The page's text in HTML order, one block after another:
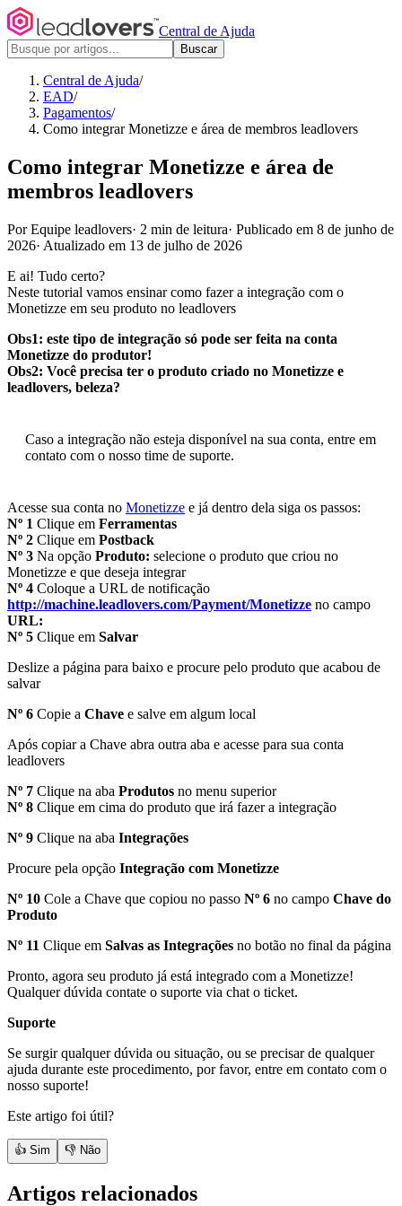
Central de Ajuda
Buscar
Central de Ajuda/
EAD/
Pagamentos/
Como integrar Monetizze e área de membros leadlovers
Como integrar Monetizze e área de
membros leadlovers
Por Equipe leadlovers· 2 min de leitura· Publicado em 8 de junho de
2026· Atualizado em 13 de julho de 2026
E ai! Tudo certo?
Neste tutorial vamos ensinar como fazer a integração com o
Monetizze em seu produto no leadlovers
Obs1: este tipo de integração só pode ser feita na conta
Monetizze do produtor!
Obs2: Você precisa ter o produto criado no Monetizze e
leadlovers, beleza?
Caso a integração não esteja disponível na sua conta, entre em
contato com o nosso time de suporte.
Acesse sua conta no Monetizze e já dentro dela siga os passos:
Nº 1 Clique em Ferramentas
Nº 2 Clique em Postback
Nº 3 Na opção Produto: selecione o produto que criou no
Monetizze e que deseja integrar
Nº 4 Coloque a URL de notificação
http://machine.leadlovers.com/Payment/Monetizze no campo
URL:
Nº 5 Clique em Salvar
Deslize a página para baixo e procure pelo produto que acabou de
salvar
Nº 6 Copie a Chave e salve em algum local
Após copiar a Chave abra outra aba e acesse para sua conta
leadlovers
Nº 7 Clique na aba Produtos no menu superior
Nº 8 Clique em cima do produto que irá fazer a integração
Nº 9 Clique na aba Integrações
Procure pela opção Integração com Monetizze
Nº 10 Cole a Chave que copiou no passo Nº 6 no campo Chave do
Produto
Nº 11 Clique em Salvas as Integrações no botão no final da página
Pronto, agora seu produto já está integrado com a Monetizze!
Qualquer dúvida contate o suporte via chat o ticket.
Suporte
Se surgir qualquer dúvida ou situação, ou se precisar de qualquer
ajuda durante este procedimento, por favor, entre em contato com o
nosso suporte!
Este artigo foi útil?
👍 Sim 👎 Não
Artigos relacionados